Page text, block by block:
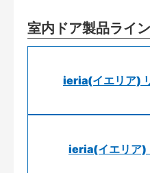
室内ドア製品ライ
ieria(イエリア)
ieria(イエリア)